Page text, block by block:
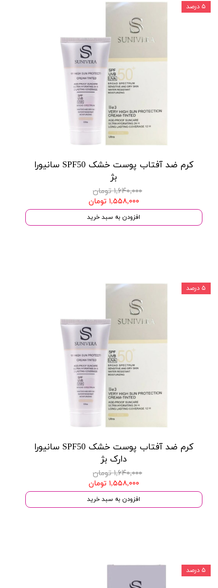
کرم ضد آفتاب پوست خشک SPF50 سانیورا
بژ
۱,۶۴۰,۰۰۰ تومان
۱,۵۵۸,۰۰۰ تومان
افزودن به سبد خرید
۵ درصد
کرم ضد آفتاب پوست خشک SPF50 سانیورا
دارک بژ
۱,۶۴۰,۰۰۰ تومان
۱,۵۵۸,۰۰۰ تومان
افزودن به سبد خرید
۵ درصد
۵ درصد